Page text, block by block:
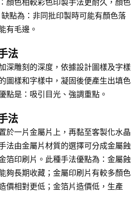
點為：非同批印製時可能有顏色落
有毛邊。
法
深雕刻的深度，依據設計圖樣及字樣
圖樣和字樣中，凝固後便產生出填色
點是：吸引目光、強調重點。
法
於一片金屬片上，再黏至客製化水晶
法由金屬片材質的選擇可分成金屬蝕
箔印刷片。此種手法優點為：金屬蝕
夠長期收藏；金屬印刷片有較多顏色
價相對更低；金箔片造價低，生產